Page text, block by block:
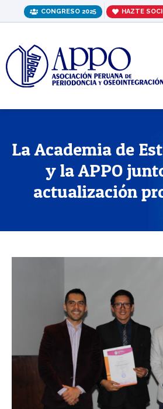
al
CONGRESO 2025 HAZTE
La Academia de
y la APPO
actualización